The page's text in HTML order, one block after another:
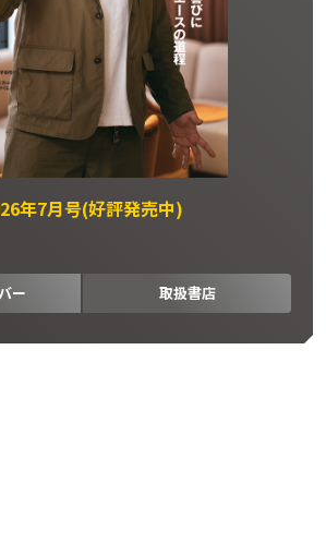
年7月号(好評発売中)
ー 取扱書店